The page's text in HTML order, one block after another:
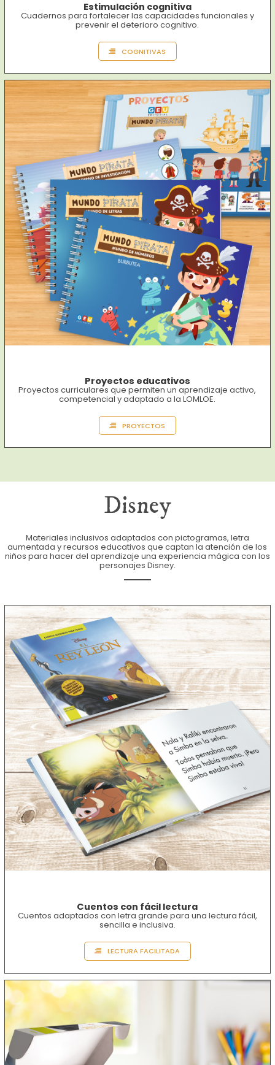
Estimulación cognitiva
Cuadernos para fortalecer las capacidades funcionales y
prevenir el deterioro cognitivo.
COGNITIVAS
Proyectos educativos
Proyectos curriculares que permiten un aprendizaje activo,
competencial y adaptado a la LOMLOE.
PROYECTOS
Disney
Materiales inclusivos adaptados con pictogramas, letra
aumentada y recursos educativos que captan la atención de los
niños para hacer del aprendizaje una experiencia mágica con los
personajes Disney.
Cuentos con fácil lectura
Cuentos adaptados con letra grande para una lectura fácil,
sencilla e inclusiva.
LECTURA FACILITADA